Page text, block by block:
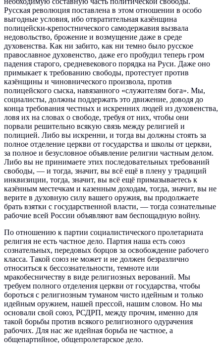
Русская революция поставлена в этом отношении в особо
выгодные условия, ибо отвратительная казёнщина
полицейски-крепостнического самодержавия вызвала
недовольство, брожение и возмущение даже в среде
духовенства. Как ни забито, как ни темно было русское
православное духовенство, даже его пробудил теперь гром
падения старого, средневекового порядка на Руси. Даже оно
примыкает к требованию свободы, протестует против
казёнщины и чиновнического произвола, против
полицейского сыска, навязанного «служителям бога». Мы,
социалисты, должны поддержать это движение, доводя до
конца требования честных и искренних людей из духовенства,
ловя их на словах о свободе, требуя от них, чтобы они
порвали решительно всякую связь между религией и
полицией. Либо вы искренни, и тогда вы должны стоять за
полное отделение церкви от государства и школы от церкви,
за полное и безусловное объявление религии частным делом.
Либо вы не принимаете этих последовательных требований
свободы, — и тогда, значит, вы всё ещё в плену у традиций
инквизиции, тогда, значит, вы всё ещё примазываетесь к
казённым местечкам и казенным доходам, тогда, значит, вы не
верите в духовную силу вашего оружия, вы продолжаете
брать взятки с государственной власти, — тогда сознательные
рабочие всей России объявляют вам беспощадную войну.
По отношению к партии социалистического пролетариата
религия не есть частное дело. Партия наша есть союз
сознательных, передовых борцов за освобождение рабочего
класса. Такой союз не может и не должен безразлично
относиться к бессознательности, темноте или
мракобесничеству в виде религиозных верований. Мы
требуем полного отделения церкви от государства, чтобы
бороться с религиозным туманом чисто идейным и только
идейным оружием, нашей прессой, нашим словом. Но мы
основали свой союз, РСДРП, между прочим, именно для
такой борьбы против всякого религиозного одурачения
рабочих. Для нас же идейная борьба не частное, а
общепартийное, общепролетарское дело.